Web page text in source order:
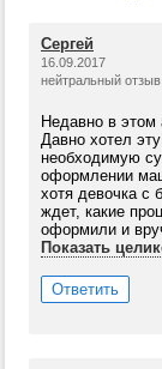
Сергей
16.09.2017
нейтральный отзыв
Недавно в этом
Давно хотел
необходимую
оформлении
хотя девочка с
ждет, какие
оформили и
Показать
Ответить